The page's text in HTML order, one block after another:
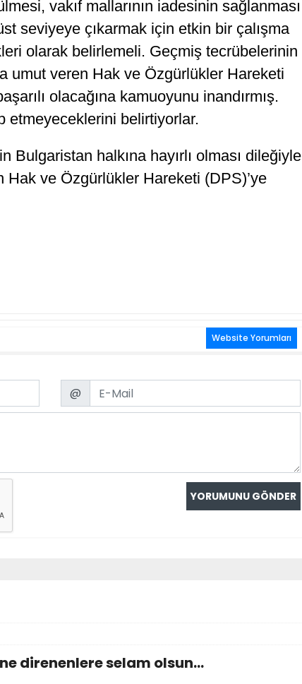
vakıf mallarının iadesinin sağlanması
seviyeye çıkarmak için etkin bir çalışma
olarak belirlemeli. Geçmiş tecrübelerinin
umut veren Hak ve Özgürlükler Hareketi
olacağına kamuoyunu inandırmış.
etmeyeceklerini belirtiyorlar.
Bulgaristan halkına hayırlı olması dileğiyle
Hak ve Özgürlükler Hareketi (DPS)’ye
Website Yorumları
Email
@
direnenlere selam olsun...